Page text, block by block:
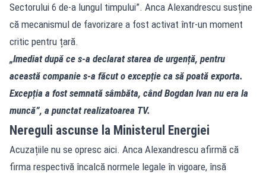
Sectorului 6 de-a lungul timpului”. Anca Alexandrescu susține
că mecanismul de favorizare a fost activat într-un moment
critic pentru țară.
„Imediat după ce s-a declarat starea de urgență, pentru
această companie s-a făcut o excepție ca să poată exporta.
Excepția a fost semnată sâmbăta, când Bogdan Ivan nu era la
muncă”, a punctat realizatoarea TV.
Nereguli ascunse la Ministerul Energiei
Acuzațiile nu se opresc aici. Anca Alexandrescu afirmă că
firma respectivă încalcă normele legale în vigoare, însă